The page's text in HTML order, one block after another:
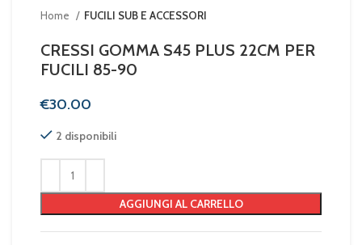
Home FUCILI SUB E ACCESSORI
CRESSI GOMMA S45 PLUS 22CM PER
FUCILI 85-90
€
2 disponibili
AGGIUNGI AL CARRELLO